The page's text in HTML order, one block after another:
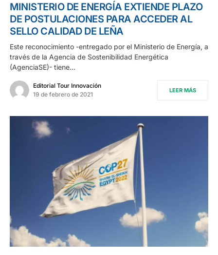
MINISTERIO DE ENERGÍA EXTIENDE PLAZO
DE POSTULACIONES PARA ACCEDER AL
SELLO CALIDAD DE LEÑA
Este reconocimiento -entregado por el Ministerio de Energía, a
través de la Agencia de Sostenibilidad Energética
(AgenciaSE)- tiene…
Editorial Tour Innovación
19 de febrero de 2021
LEER MÁS